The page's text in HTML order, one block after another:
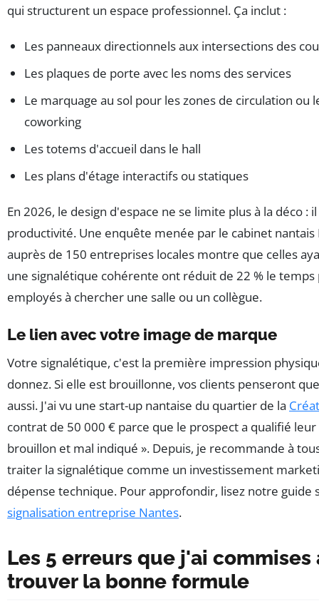
qui structurent un espace professionnel. Ça inclut :
Les panneaux directionnels aux intersections des
Les plaques de porte avec les noms des services
Le marquage au sol pour les zones de circulation ou
coworking
Les totems d'accueil dans le hall
Les plans d'étage interactifs ou statiques
En 2026, le design d'espace ne se limite plus à la déco :
productivité. Une enquête menée par le cabinet nantais
auprès de 150 entreprises locales montre que celles
une signalétique cohérente ont réduit de 22 % le temps
employés à chercher une salle ou un collègue.
Le lien avec votre image de marque
Votre signalétique, c'est la première impression
donnez. Si elle est brouillonne, vos clients penseront
aussi. J'ai vu une start-up nantaise du quartier de la
contrat de 50 000 € parce que le prospect a qualifié leur
brouillon et mal indiqué ». Depuis, je recommande à
traiter la signalétique comme un investissement
dépense technique. Pour approfondir, lisez notre guide
signalisation entreprise Nantes.
Les 5 erreurs que j'ai commises
trouver la bonne formule